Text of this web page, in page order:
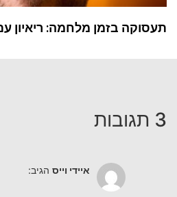
תעסוקה בזמן מלחמה: ריאיון
3 תגובות
איידי וייס הגיב: